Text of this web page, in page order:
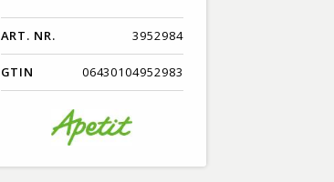
ART. NR. 3952984
GTIN 06430104952983